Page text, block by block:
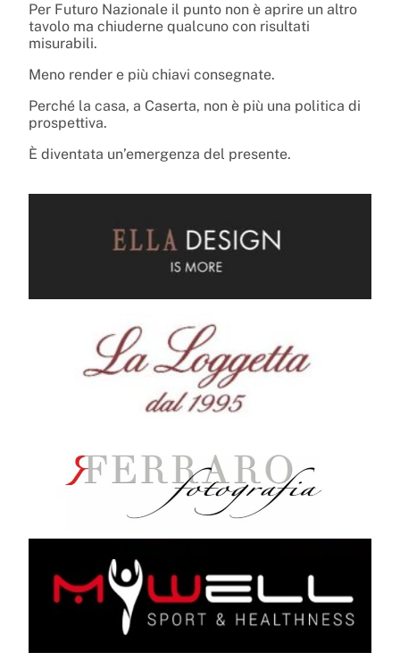
Per Futuro Nazionale il punto non è aprire un altro
tavolo ma chiuderne qualcuno con risultati
misurabili.
Meno render e più chiavi consegnate.
Perché la casa, a Caserta, non è più una politica di
prospettiva.
È diventata un’emergenza del presente.